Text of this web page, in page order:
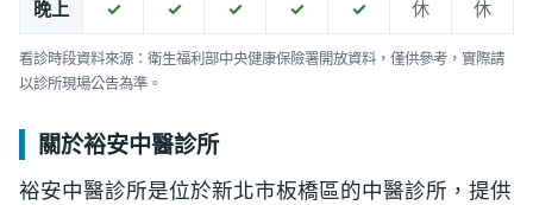
晚上 ✓ ✓ ✓ ✓ ✓ 休 休
看診時段資料來源：衛生福利部中央健康保險署開放資料，僅供參考，實際請
以診所現場公告為準。
關於裕安中醫診所
裕安中醫診所是位於新北市板橋區的中醫診所，提供